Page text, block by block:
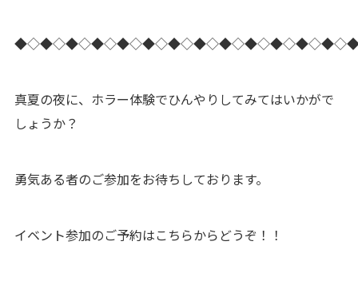
真夏の夜に、ホラー体験でひんやりしてみてはいかがで
しょうか？
勇気ある者のご参加をお待ちしております。
イベント参加のご予約はこちらからどうぞ！！